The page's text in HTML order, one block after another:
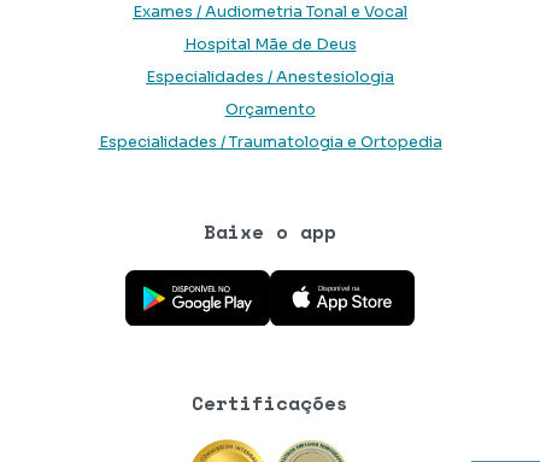
Exames / Audiometria Tonal e Vocal
Hospital Mãe de Deus
Especialidades / Anestesiologia
Orçamento
Especialidades / Traumatologia e Ortopedia
Baixe o app
Baixe o aplicativo na Google Play Store
Baixe o aplicativo na App Store
Certificações